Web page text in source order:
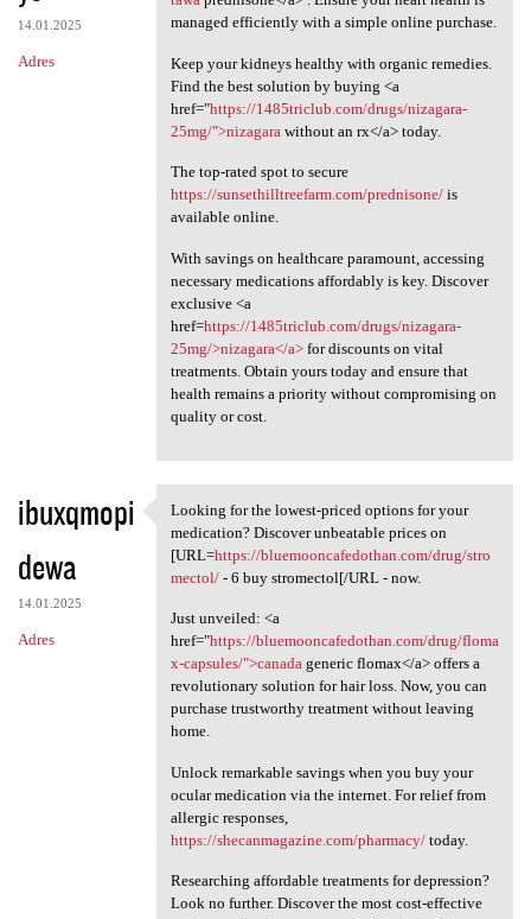
14.01.2025
Adres
managed efficiently with a simple online purchase.
Keep your kidneys healthy with organic remedies.
Find the best solution by buying <a
href="https://1485triclub.com/drugs/nizagara-
25mg/">nizagara without an rx</a> today.
The top-rated spot to secure
https://sunsethilltreefarm.com/prednisone/is
available online.
With savings on healthcare paramount, accessing
necessary medications affordably is key. Discover
exclusive <a
href=https://1485triclub.com/drugs/nizagara-
25mg/>nizagara</a>for discounts on vital
treatments. Obtain yours today and ensure that
health remains a priority without compromising on
quality or cost.
ibuxqmopi
dewa
14.01.2025
Adres
Looking for the lowest-priced
Looking for the lowest-priced options for your
medication? Discover unbeatable prices on
[URL=https://bluemooncafedothan.com/drug/stro
mectol/- 6 buy stromectol[/URL - now.
Just unveiled: <a
href="https://bluemooncafedothan.com/drug/floma
x-capsules/">canadageneric flomax</a> offers a
revolutionary solution for hair loss. Now, you can
purchase trustworthy treatment without leaving
home.
Unlock remarkable savings when you buy your
ocular medication via the internet. For relief from
allergic responses,
https://shecanmagazine.com/pharmacy/today.
Researching affordable treatments for depression?
Look no further. Discover the most cost-effective